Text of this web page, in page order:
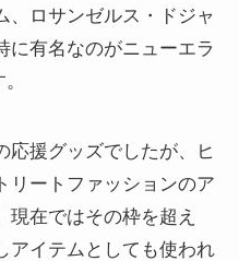
、ロサンゼルス・ドジャ
に有名なのがニューエラ
応援グッズでしたが、ヒ
リートファッションのア
現在ではその枠を超え
アイテムとしても使われ